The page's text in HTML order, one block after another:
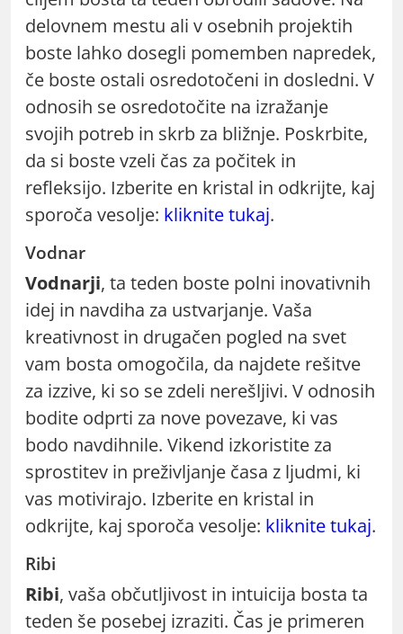
delovnem mestu ali v osebnih projektih
boste lahko dosegli pomemben napredek,
če boste ostali osredotočeni in dosledni. V
odnosih se osredotočite na izražanje
svojih potreb in skrb za bližnje. Poskrbite,
da si boste vzeli čas za počitek in
refleksijo. Izberite en kristal in odkrijte, kaj
sporoča vesolje: kliknite tukaj.
Vodnar
Vodnarji, ta teden boste polni inovativnih
idej in navdiha za ustvarjanje. Vaša
kreativnost in drugačen pogled na svet
vam bosta omogočila, da najdete rešitve
za izzive, ki so se zdeli nerešljivi. V odnosih
bodite odprti za nove povezave, ki vas
bodo navdihnile. Vikend izkoristite za
sprostitev in preživljanje časa z ljudmi, ki
vas motivirajo. Izberite en kristal in
odkrijte, kaj sporoča vesolje: kliknite tukaj.
Ribi
Ribi, vaša občutljivost in intuicija bosta ta
teden še posebej izraziti. Čas je primeren